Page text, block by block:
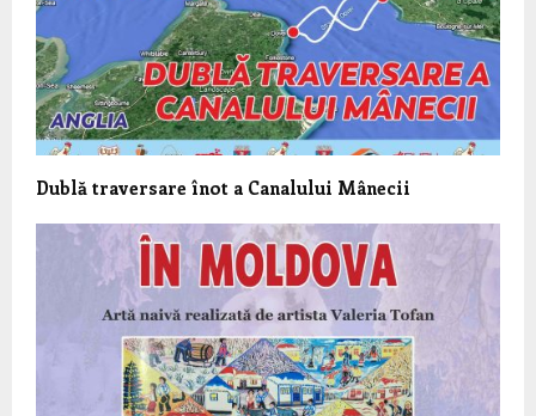
Dublă traversare înot a Canalului Mânecii